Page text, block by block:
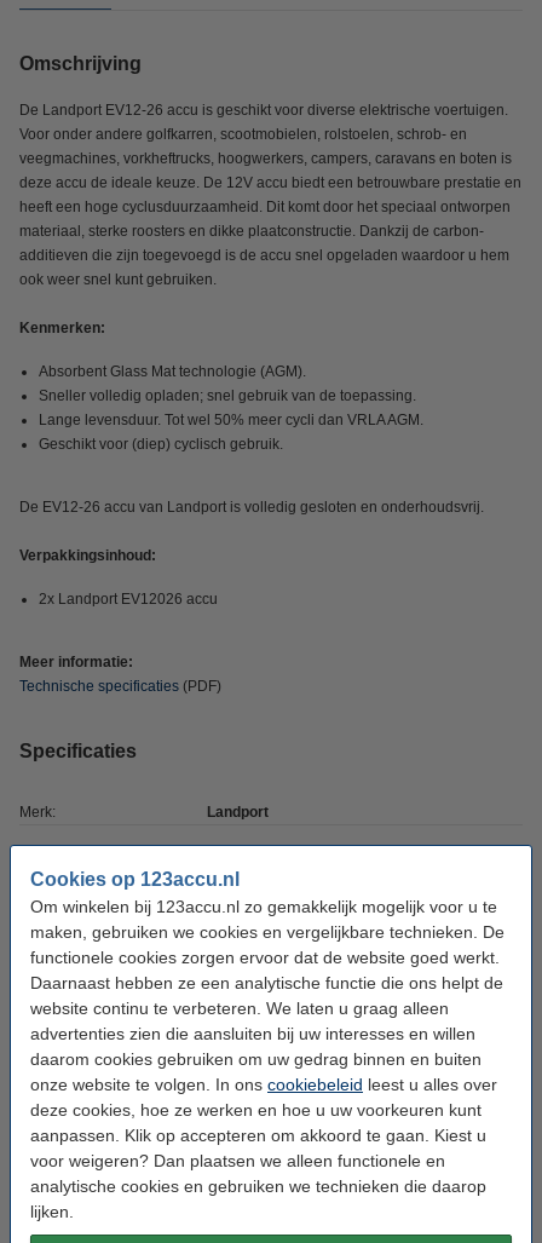
Cookies op 123accu.nl
Om winkelen bij 123accu.nl zo gemakkelijk mogelijk voor u te
maken, gebruiken we cookies en vergelijkbare technieken. De
functionele cookies zorgen ervoor dat de website goed werkt.
Daarnaast hebben ze een analytische functie die ons helpt de
website continu te verbeteren. We laten u graag alleen
advertenties zien die aansluiten bij uw interesses en willen
daarom cookies gebruiken om uw gedrag binnen en buiten
onze website te volgen. In ons cookiebeleid leest u alles over
deze cookies, hoe ze werken en hoe u uw voorkeuren kunt
aanpassen. Klik op accepteren om akkoord te gaan. Kiest u
voor weigeren? Dan plaatsen we alleen functionele en
analytische cookies en gebruiken we technieken die daarop
lijken.
Omschrijving
De Landport EV12-26 accu is geschikt voor diverse elektrische voertuigen.
Voor onder andere golfkarren, scootmobielen, rolstoelen, schrob- en
veegmachines, vorkheftrucks, hoogwerkers, campers, caravans en boten is
deze accu de ideale keuze. De 12V accu biedt een betrouwbare prestatie en
heeft een hoge cyclusduurzaamheid. Dit komt door het speciaal ontworpen
materiaal, sterke roosters en dikke plaatconstructie. Dankzij de carbon-
additieven die zijn toegevoegd is de accu snel opgeladen waardoor u hem
ook weer snel kunt gebruiken.
Kenmerken:
Absorbent Glass Mat technologie (AGM).
Sneller volledig opladen; snel gebruik van de toepassing.
Lange levensduur. Tot wel 50% meer cycli dan VRLA AGM.
Geschikt voor (diep) cyclisch gebruik.
De EV12-26 accu van Landport is volledig gesloten en onderhoudsvrij.
Verpakkingsinhoud:
2x Landport EV12026 accu
Meer informatie:
Technische specificaties (PDF)
Specificaties
Merk: Landport
Capaciteit: 26.000 mAh
26 Ah
Voltage: 12 V
Batterij type: SLA - AGM
Afmetingen: 166 x 175 x 125 mm
Aantal: 2
Bodembevestiging: T12
Toepassing: